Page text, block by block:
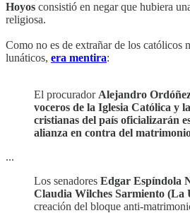
Hoyos consistió en negar que hubiera
religiosa.
Como no es de extrañar de los católicos
lunáticos, era mentira:
El procurador Alejandro
voceros de la Iglesia Católica y
cristianas del país oficializarán
alianza en contra del
...
Los senadores Edgar Espíndola
Claudia Wilches Sarmiento (La
creación del bloque anti-